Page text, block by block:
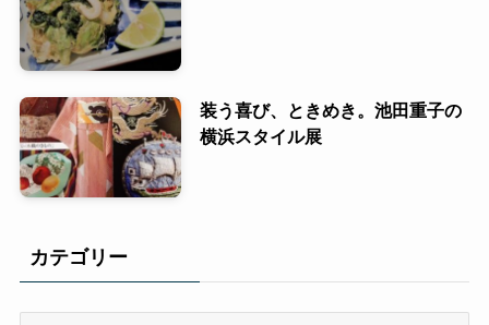
装う喜び、ときめき。池田重子の
横浜スタイル展
カテゴリー